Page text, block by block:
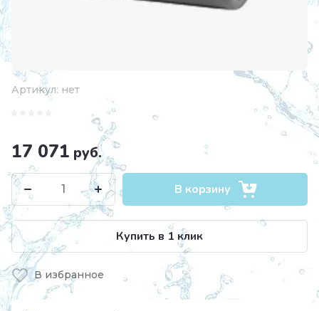
Артикул: нет
17 071 руб.
В корзину
Купить в 1 клик
В избранное